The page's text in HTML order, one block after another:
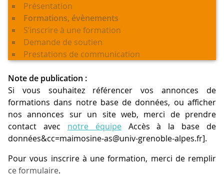
Présentation
Formations, évènements
S’inscrire à une formation
Demande de soutien
Prestations de communication
Note de publication :
Si vous souhaitez référencer vos annonces de
formations dans notre base de données, ou afficher
nos annonces sur un site web, merci de prendre
contact avec notre équipeAccès à la base de
données&cc=maimosine-as@univ-grenoble-alpes.fr].
Pour vous inscrire à une formation, merci de remplir
ce formulaire.